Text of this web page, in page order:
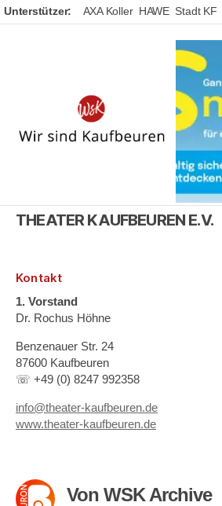
Unterstützer: AXA Koller HAWE Stadt KF
THEATER KAUFBEUREN E.V.
Kontakt
1. Vorstand
Dr. Rochus Höhne
Benzenauer Str. 24
87600 Kaufbeuren
☏ +49 (0) 8247 992358
info@theater-kaufbeuren.de
www.theater-kaufbeuren.de
Von WSK Archive